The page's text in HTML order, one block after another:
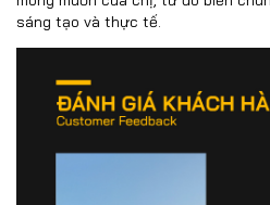
sáng tạo và thực tế.